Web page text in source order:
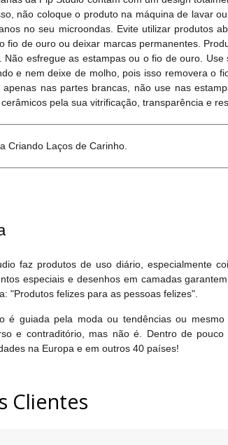
não coloque o produto na máquina de lavar
no seu microondas. Evite utilizar produtos
fio de ouro ou deixar marcas permanentes.​
Não esfregue as estampas ou o fio de ouro.
e nem deixe de molho, pois isso removera o
apenas nas partes brancas, não use nas
pela sua vitrificação, transparência e
Criando Laços de Carinho.
faz produtos de uso diário, especialmente
especiais e desenhos em camadas
"Produtos felizes para as pessoas felizes".
é guiada pela moda ou tendências ou
e contraditório, mas não é. Dentro de
na Europa e em outros 40 países!
Clientes